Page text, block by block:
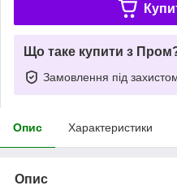
Що таке купити з
Замовлення під
Опис Характеристики
Опис